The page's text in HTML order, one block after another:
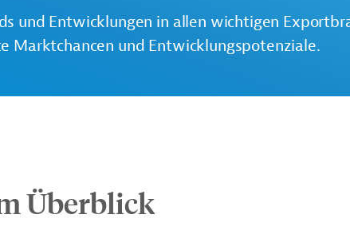
und Entwicklungen in allen wichtigen
Marktchancen und Entwicklungspotenziale.
Überblick